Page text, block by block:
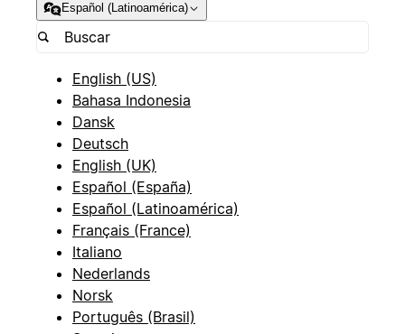
Español (Latinoamérica)
English (US)
Bahasa Indonesia
Dansk
Deutsch
English (UK)
Español (España)
Español (Latinoamérica)
Français (France)
Italiano
Nederlands
Norsk
Português (Brasil)